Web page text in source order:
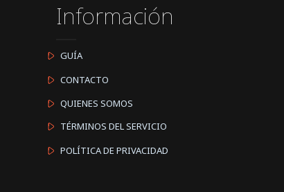
Información
GUÍA
CONTACTO
QUIENES SOMOS
TÉRMINOS DEL SERVICIO
POLÍTICA DE PRIVACIDAD